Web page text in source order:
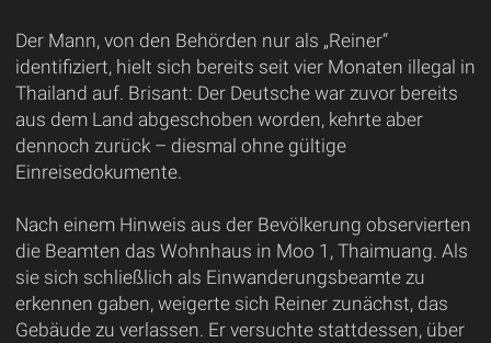
Der Mann, von den Behörden nur als „Reiner“
identifiziert, hielt sich bereits seit vier Monaten illegal in
Thailand auf. Brisant: Der Deutsche war zuvor bereits
aus dem Land abgeschoben worden, kehrte aber
dennoch zurück – diesmal ohne gültige
Einreisedokumente.
Nach einem Hinweis aus der Bevölkerung observierten
die Beamten das Wohnhaus in Moo 1, Thaimuang. Als
sie sich schließlich als Einwanderungsbeamte zu
erkennen gaben, weigerte sich Reiner zunächst, das
Gebäude zu verlassen. Er versuchte stattdessen, über